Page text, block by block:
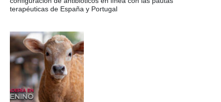
terapéuticas de España y Portugal